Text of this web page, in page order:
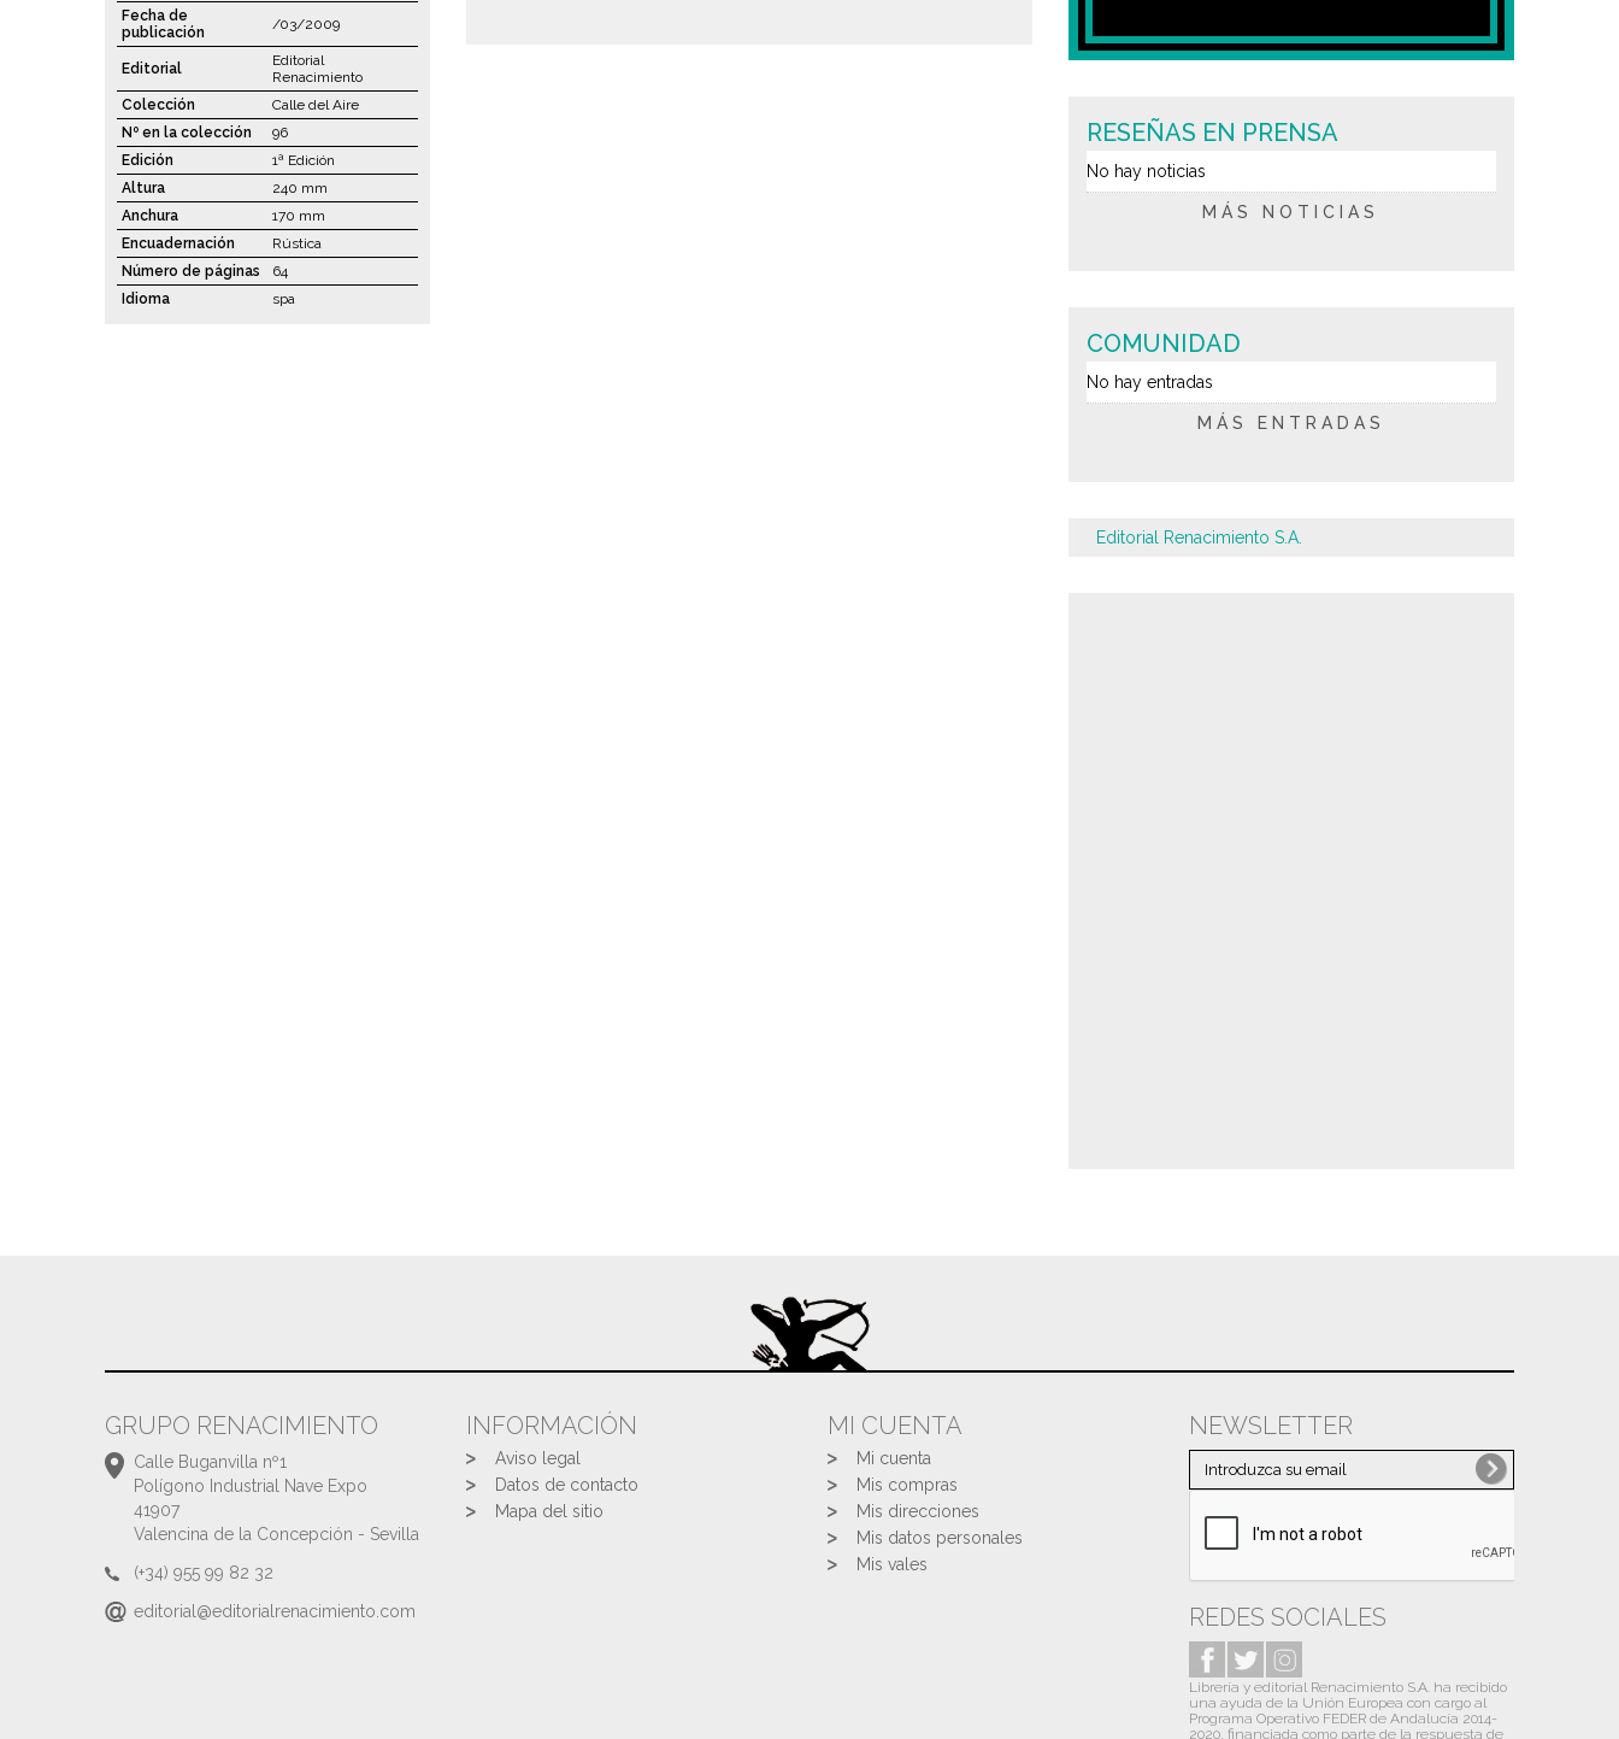
Fecha de
publicación
/03/2009
Editorial
Editorial
Renacimiento
Colección
Calle del Aire
Nº en la colección
96
Edición
1ª Edición
Altura
240 mm
Anchura
170 mm
Encuadernación
Rústica
Número de páginas
64
Idioma
spa
RESEÑAS EN PRENSA
No hay noticias
MÁS NOTICIAS
COMUNIDAD
No hay entradas
MÁS ENTRADAS
Editorial Renacimiento S.A.
GRUPO RENACIMIENTO
Calle Buganvilla nº1
Polígono Industrial Nave Expo
41907
Valencina de la Concepción - Sevilla
(+34) 955 99 82 32
editorial@editorialrenacimiento.com
INFORMACIÓN
Aviso legal
Datos de contacto
Mapa del sitio
MI CUENTA
Mi cuenta
Mis compras
Mis direcciones
Mis datos personales
Mis vales
NEWSLETTER
REDES SOCIALES
Librería y editorial Renacimiento S.A. ha recibido
una ayuda de la Unión Europea con cargo al
Programa Operativo FEDER de Andalucía 2014-
2020, financiada como parte de la respuesta de